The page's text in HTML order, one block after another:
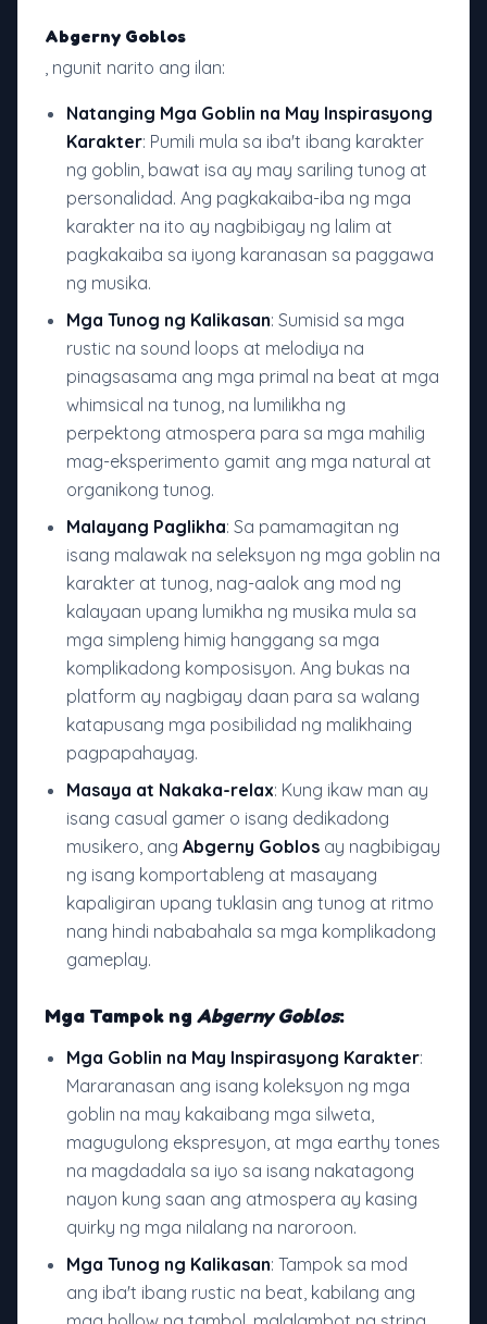
Abgerny Goblos
, ngunit narito ang ilan:
Natanging Mga Goblin na May Inspirasyong
Karakter: Pumili mula sa iba't ibang karakter
ng goblin, bawat isa ay may sariling tunog at
personalidad. Ang pagkakaiba-iba ng mga
karakter na ito ay nagbibigay ng lalim at
pagkakaiba sa iyong karanasan sa paggawa
ng musika.
Mga Tunog ng Kalikasan: Sumisid sa mga
rustic na sound loops at melodiya na
pinagsasama ang mga primal na beat at mga
whimsical na tunog, na lumilikha ng
perpektong atmospera para sa mga mahilig
mag-eksperimento gamit ang mga natural at
organikong tunog.
Malayang Paglikha: Sa pamamagitan ng
isang malawak na seleksyon ng mga goblin na
karakter at tunog, nag-aalok ang mod ng
kalayaan upang lumikha ng musika mula sa
mga simpleng himig hanggang sa mga
komplikadong komposisyon. Ang bukas na
platform ay nagbigay daan para sa walang
katapusang mga posibilidad ng malikhaing
pagpapahayag.
Masaya at Nakaka-relax: Kung ikaw man ay
isang casual gamer o isang dedikadong
musikero, ang Abgerny Goblos ay nagbibigay
ng isang komportableng at masayang
kapaligiran upang tuklasin ang tunog at ritmo
nang hindi nababahala sa mga komplikadong
gameplay.
Mga Tampok ng Abgerny Goblos:
Mga Goblin na May Inspirasyong Karakter:
Mararanasan ang isang koleksyon ng mga
goblin na may kakaibang mga silweta,
magugulong ekspresyon, at mga earthy tones
na magdadala sa iyo sa isang nakatagong
nayon kung saan ang atmospera ay kasing
quirky ng mga nilalang na naroroon.
Mga Tunog ng Kalikasan: Tampok sa mod
ang iba't ibang rustic na beat, kabilang ang